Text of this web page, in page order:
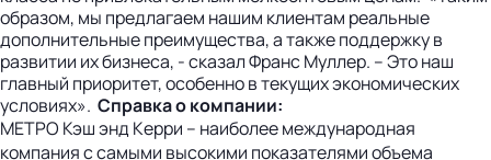
образом, мы предлагаем нашим клиентам реальные
дополнительные преимущества, а также поддержку в
развитии их бизнеса, - сказал Франс Муллер. – Это наш
главный приоритет, особенно в текущих экономических
условиях». Справка о компании:
МЕТРО Кэш энд Керри – наиболее международная
компания с самыми высокими показателями объема